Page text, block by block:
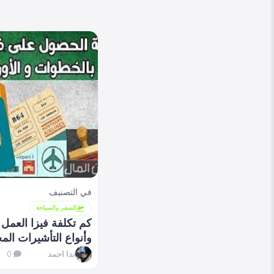
في التصنيف
السفر والسياحة
كم تكلفة فيزا
وأنواع التأشيرات
ندا احمد